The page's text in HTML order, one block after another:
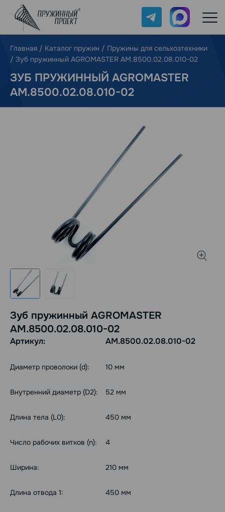
Telegram Max
Главная / Каталог пружин / Пружины для сельхозтехники
/ Зуб пружинный AGROMASTER AM.8500.02.08.010-02
ЗУБ ПРУЖИННЫЙ AGROMASTER
AM.8500.02.08.010-02
Зуб пружинный AGROMASTER
AM.8500.02.08.010-02
Артикул: AM.8500.02.08.010-02
Диаметр проволоки (d): 10 мм
Внутренний диаметр (D2): 52 мм
Длина тела (L0): 450 мм
Число рабочих витков (n): 4
Ширина: 210 мм
Длина отвода 1: 450 мм